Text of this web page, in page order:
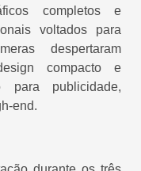
completos e
voltados para
despertaram
compacto e
para publicidade,
end.